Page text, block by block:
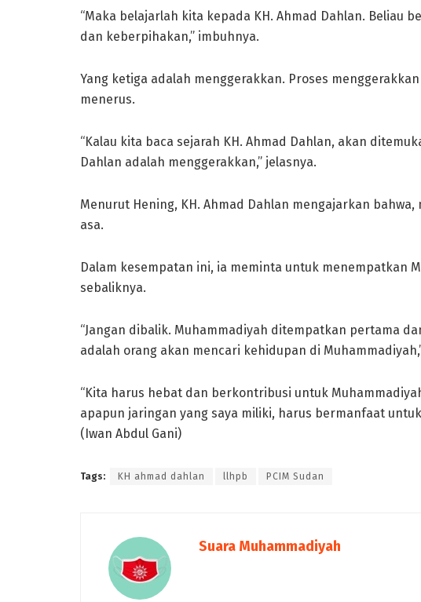
“Maka belajarlah kita kepada KH. Ahmad Dahlan. Beliau
dan keberpihakan,” imbuhnya.
Yang ketiga adalah menggerakkan. Proses
menerus.
“Kalau kita baca sejarah KH. Ahmad Dahlan, akan
Dahlan adalah menggerakkan,” jelasnya.
Menurut Hening, KH. Ahmad Dahlan mengajarkan
asa.
Dalam kesempatan ini, ia meminta untuk menempatkan
sebaliknya.
“Jangan dibalik. Muhammadiyah ditempatkan pertama
adalah orang akan mencari kehidupan di
“Kita harus hebat dan berkontribusi untuk
apapun jaringan yang saya miliki, harus bermanfaat
(Iwan Abdul Gani)
Tags: KH ahmad dahlan llhpb PCIM Sudan
Suara Muhammadiyah